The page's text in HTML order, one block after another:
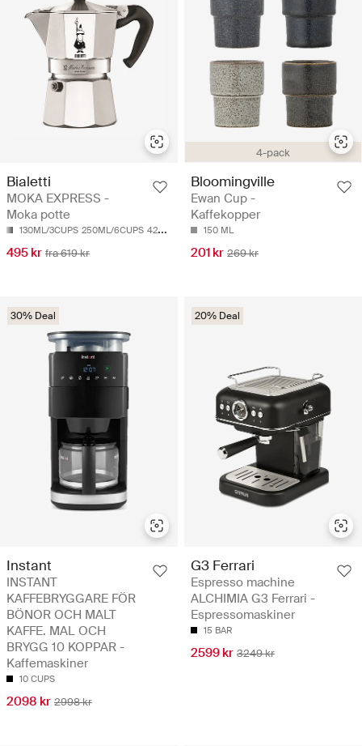
Bialetti
MOKA EXPRESS -
Moka potte
130ML/3CUPS 250ML/6CUPS 420ML/9CUPS
495 kr fra 619 kr
4-pack
Bloomingville
Ewan Cup -
Kaffekopper
150 ML
201 kr 269 kr
30% Deal
Instant
INSTANT
KAFFEBRYGGARE FÖR
BÖNOR OCH MALT
KAFFE. MAL OCH
BRYGG 10 KOPPAR -
Kaffemaskiner
10 CUPS
2098 kr 2998 kr
20% Deal
G3 Ferrari
Espresso machine
ALCHIMIA G3 Ferrari -
Espressomaskiner
15 BAR
2599 kr 3249 kr